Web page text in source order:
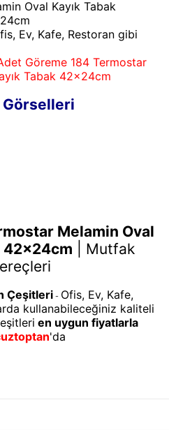
Oval Kayık Tabak
Ev, Kafe, Restoran gibi
Göreme 184 Termostar
Tabak 42x24cm
Görselleri
Melamin Oval
42x24cm
Mutfak
Çeşitleri - Ofis, Ev, Kafe,
kullanabileceğiniz kaliteli
en uygun fiyatlarla
'da